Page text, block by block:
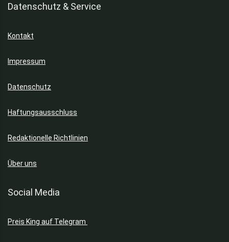
Monitore
New Balance Schuhe
Nintendo
Playstation
Preisfehler
Puma Schuhe
Rucksack
Schulbedarf
Datenschutz & Service
Kontakt
Impressum
Datenschutz
Haftungsausschluss
Redaktionelle Richtlinien
Über uns
Social Media
Preis King auf Telegram